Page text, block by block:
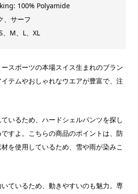
100% Polyamide
、サーフ
、M、L、XL
スポーツの本場スイス生まれのブラン
テムやおしゃれなウエアが豊富で、注
いるため、ハードシェルパンツを探し
すよ。こちらの商品のポイントは、防
を使用しているため、雪や雨が染みこ
ているため、動きやすいのも魅力。専